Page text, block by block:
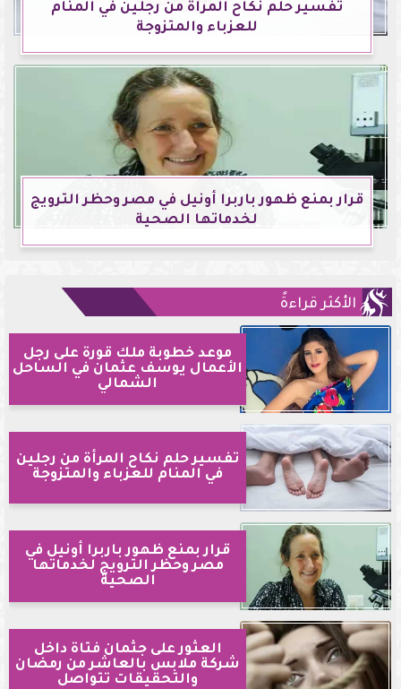
تفسير حلم نكاح المرأة من رجلين في المنام
للعزباء والمتزوجة
قرار بمنع ظهور باربرا أونيل في مصر وحظر الترويج
لخدماتها الصحية
الأكثر قراءةً
موعد خطوبة ملك قورة على رجل
الأعمال يوسف عثمان في الساحل
الشمالي
تفسير حلم نكاح المرأة من رجلين
في المنام للعزباء والمتزوجة
قرار بمنع ظهور باربرا أونيل في
مصر وحظر الترويج لخدماتها
الصحية
العثور على جثمان فتاة داخل
شركة ملابس بالعاشر من رمضان
والتحقيقات تتواصل